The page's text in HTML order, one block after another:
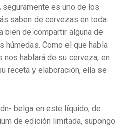
seguramente es uno de los
saben de cervezas en toda
bien de compartir alguna de
húmedas. Como el que habla
hablará de su cerveza, en
receta y elaboración, ella se
belga en este líquido, de
de edición limitada, supongo